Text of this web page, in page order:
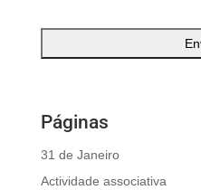
Páginas
31 de Janeiro
Actividade associativa